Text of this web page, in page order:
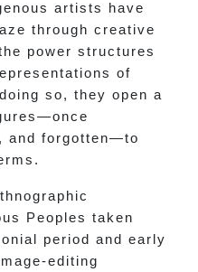
artists have
through creative
power structures
of
so, they open a
and forgotten—to
Peoples taken
period and early
editing